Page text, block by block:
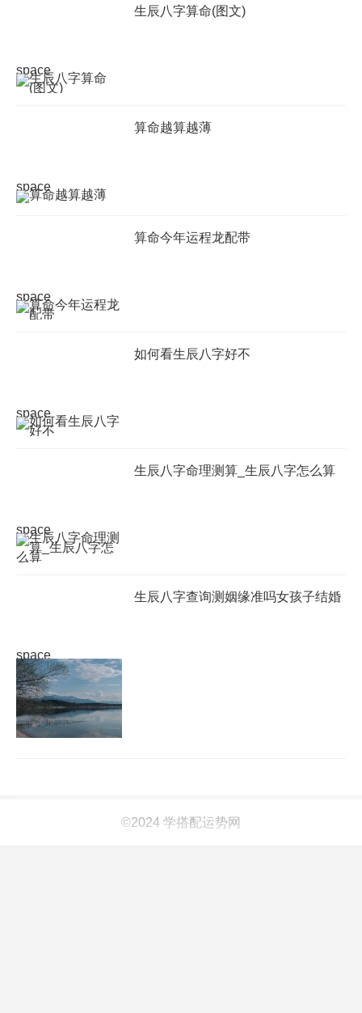
space
生辰八字算命(图文)
space
算命越算越薄
space
算命今年运程龙配带
space
如何看生辰八字好不
space
生辰八字命理测算_生辰八字怎么算
space
生辰八字查询测姻缘准吗女孩子结婚
©2024 学搭配运势网